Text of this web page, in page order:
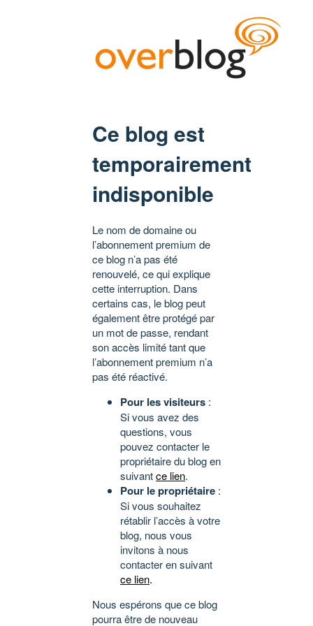
Ce blog est
temporairement
indisponible
Le nom de domaine ou
l’abonnement premium de
ce blog n’a pas été
renouvelé, ce qui explique
cette interruption. Dans
certains cas, le blog peut
également être protégé par
un mot de passe, rendant
son accès limité tant que
l’abonnement premium n’a
pas été réactivé.
Pour les visiteurs :
Si vous avez des
questions, vous
pouvez contacter le
propriétaire du blog en
suivantce lien.
Pour le propriétaire :
Si vous souhaitez
rétablir l’accès à votre
blog, nous vous
invitons à nous
contacter en suivant
ce lien.
Nous espérons que ce blog
pourra être de nouveau